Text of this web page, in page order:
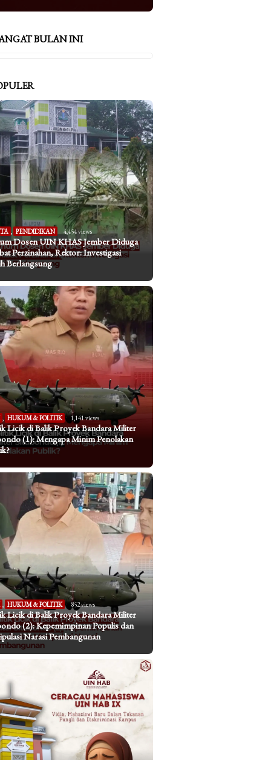
BULAN INI
, PENDIDIKAN 4,454 views
Dosen UIN KHAS Jember Diduga
Perzinahan, Rektor: Investigasi
Berlangsung
, HUKUM & POLITIK 1,141 views
Licik di Balik Proyek Bandara Militer
(1): Mengapa Minim Penolakan
HUKUM & POLITIK 852 views
Licik di Balik Proyek Bandara Militer
(2): Kepemimpinan Populis dan
Narasi Pembangunan